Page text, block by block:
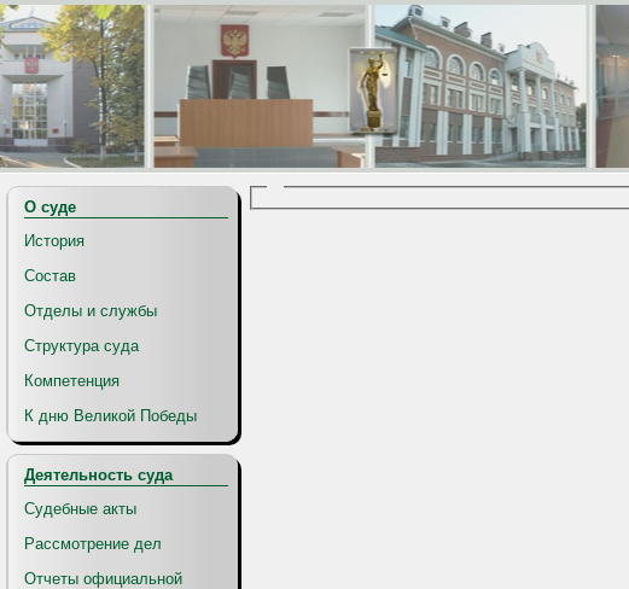
О суде
История
Состав
Отделы и службы
Структура суда
Компетенция
К дню Великой Победы
Деятельность суда
Судебные акты
Рассмотрение дел
Отчеты официальной